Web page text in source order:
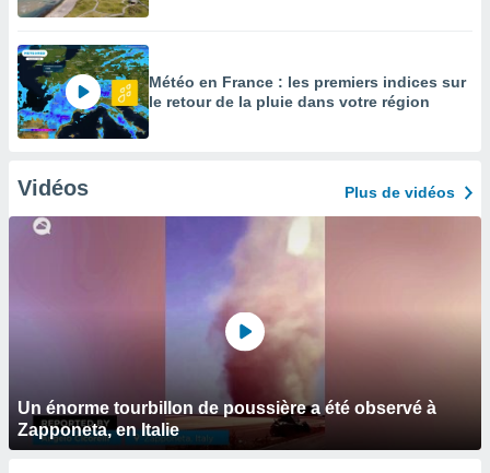
Météo en France : les premiers indices sur
le retour de la pluie dans votre région
Vidéos Plus de vidéos
Un énorme tourbillon de poussière a été observé à
Zapponeta, en Italie